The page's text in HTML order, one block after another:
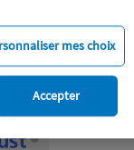
mes choix
Accepter